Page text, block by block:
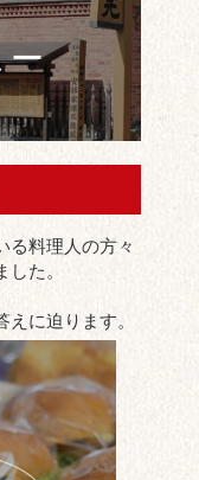
ー
る料理人の方々
た。
に迫ります。